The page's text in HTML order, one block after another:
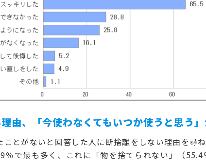
由、「今使わなくてもいつか使うと思う
とがないと回答した人に断捨離をしない理由を尋
％で最も多く、これに「物を捨てられない」（55.4